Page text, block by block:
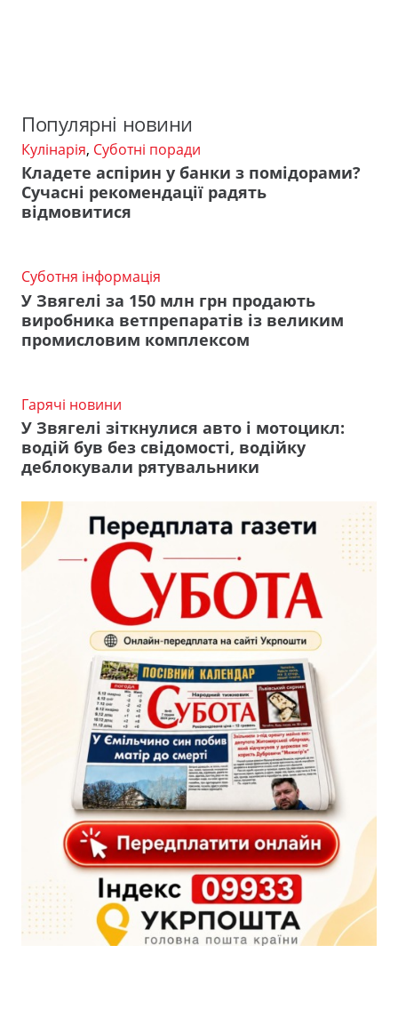
Популярні новини
Кулінарія, Суботні поради
Кладете аспірин у банки з помідорами?
Сучасні рекомендації радять
відмовитися
Суботня інформація
У Звягелі за 150 млн грн продають
виробника ветпрепаратів із великим
промисловим комплексом
Гарячі новини
У Звягелі зіткнулися авто і мотоцикл:
водій був без свідомості, водійку
деблокували рятувальники